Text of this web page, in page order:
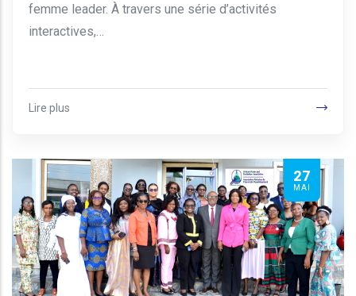
femme leader. À travers une série d’activités
interactives,…
Lire plus
27
MAI